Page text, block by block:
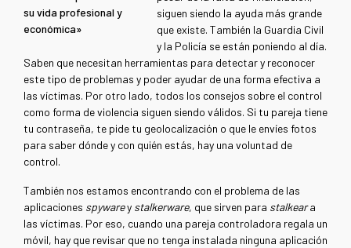
su vida profesional y
económica»
siguen siendo la ayuda más grande
que existe. También la Guardia Civil
y la Policía se están poniendo al día.
Saben que necesitan herramientas para detectar y reconocer
este tipo de problemas y poder ayudar de una forma efectiva a
las víctimas. Por otro lado, todos los consejos sobre el control
como forma de violencia siguen siendo válidos. Si tu pareja tiene
tu contraseña, te pide tu geolocalización o que le envíes fotos
para saber dónde y con quién estás, hay una voluntad de
control.
También nos estamos encontrando con el problema de las
aplicaciones spywarey stalkerware, que sirven para stalkeara
las víctimas. Por eso, cuando una pareja controladora regala un
móvil, hay que revisar que no tenga instalada ninguna aplicación